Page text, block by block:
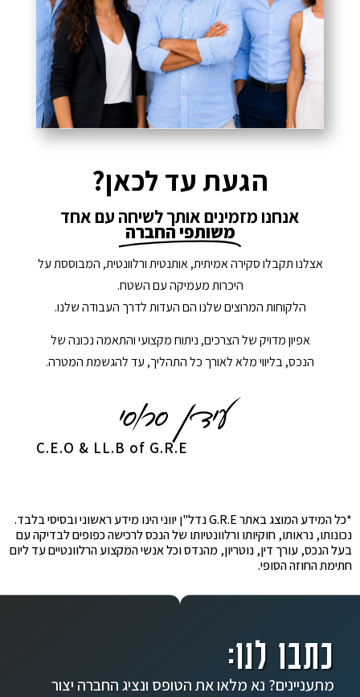
הגעת עד לכאן?
אנחנו מזמינים אותך לשיחה עם אחד
משותפי החברה
אצלנו תקבלו סקירה אמיתית, אותנטית ורלוונטית, המבוססת על
היכרות מעמיקה עם השטח.
הלקוחות המרוצים שלנו הם העדות לדרך העבודה שלנו.
אפיון מדויק של הצרכים, ניתוח מקצועי והתאמה נכונה של
הנכס, בליווי מלא לאורך כל התהליך, עד להגשמת המטרה.
C.E.O & LL.B of G.R.E
*כל המידע המוצג באתר G.R.E נדל"ן יווני הינו מידע ראשוני ובסיסי בלבד.
נכונותו, נראותו, חוקיותו ורלוונטיותו של הנכס לרכישה כפופים לבדיקה עם
בעל הנכס, עורך דין, נוטריון, מהנדס וכל אנשי המקצוע הרלוונטיים עד ליום
חתימת החוזה הסופי.
כתבו לנו:
מתעניינים? נא מלאו את הטופס ונציג החברה יצור